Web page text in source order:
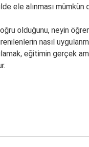
ele alınması mümkün
olduğunu, neyin
nasıl
eğitimin gerçek